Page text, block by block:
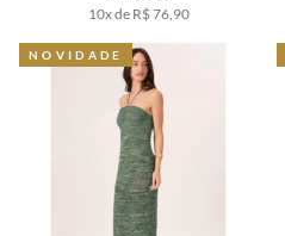
10x de R$ 76,90
NOVIDADE